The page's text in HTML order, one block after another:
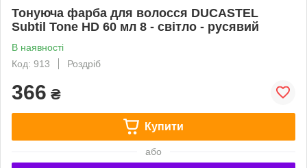
Тонуюча фарба для волосся DUCASTEL
Subtil Tone HD 60 мл 8 - світло - русявий
В наявності
Код: 913
Роздріб
366 ₴
Купити
або